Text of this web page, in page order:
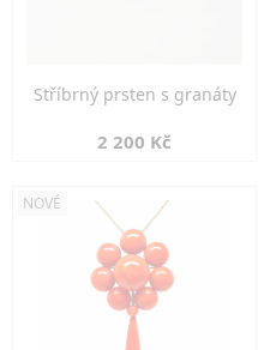
Stříbrný prsten s granáty
2 200 Kč
NOVÉ